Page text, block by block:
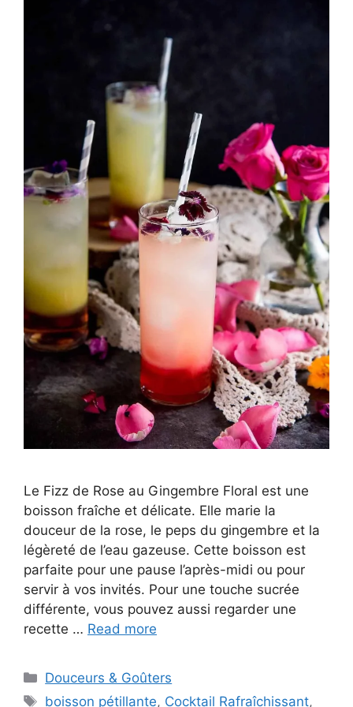
Le Fizz de Rose au Gingembre Floral est une
boisson fraîche et délicate. Elle marie la
douceur de la rose, le peps du gingembre et la
légèreté de l’eau gazeuse. Cette boisson est
parfaite pour une pause l’après-midi ou pour
servir à vos invités. Pour une touche sucrée
différente, vous pouvez aussi regarder une
recette … Read more
Categories
Douceurs & Goûters
Tags
boisson pétillante, Cocktail Rafraîchissant,